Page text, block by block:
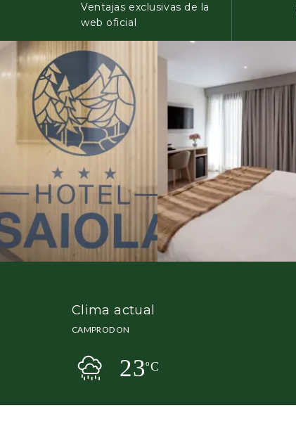
Ventajas exclusivas de la
web oficial
Clima actual
CAMPRODON
23
ºC